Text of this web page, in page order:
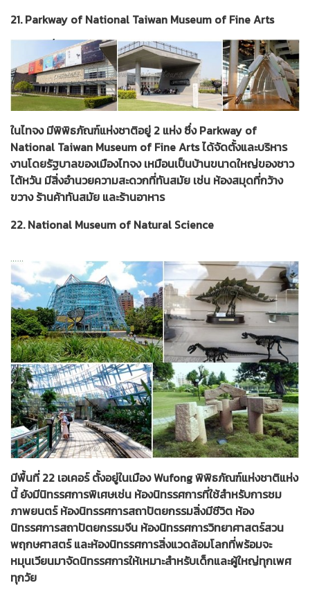
21. Parkway of National Taiwan Museum of Fine Arts
ในไทจง มีพิพิธภัณฑ์แห่งชาติอยู่ 2 แห่ง ซึ่ง Parkway of
National Taiwan Museum of Fine Arts ได้จัดตั้งและบริหาร
งานโดยรัฐบาลของเมืองไทจง เหมือนเป็นบ้านขนาดใหญ่ของชาว
ไต้หวัน มีสิ่งอำนวยความสะดวกที่ทันสมัย เช่น ห้องสมุดที่กว้าง
ขวาง ร้านค้าทันสมัย และร้านอาหาร
22. National Museum of Natural Science
มีพื้นที่ 22 เอเคอร์ ตั้งอยู่ในเมือง Wufong พิพิธภัณฑ์แห่งชาติแห่ง
นี้ ยังมีนิทรรศการพิเศษเช่น ห้องนิทรรศการที่ใช้สำหรับการชม
ภาพยนตร์ ห้องนิทรรศการสถาปัตยกรรมสิ่งมีชีวิต ห้อง
นิทรรศการสถาปัตยกรรมจีน ห้องนิทรรศการวิทยาศาสตร์สวน
พฤกษศาสตร์ และห้องนิทรรศการสิ่งแวดล้อมโลกที่พร้อมจะ
หมุนเวียนมาจัดนิทรรศการให้เหมาะสำหรับเด็กและผู้ใหญ่ทุกเพศ
ทุกวัย